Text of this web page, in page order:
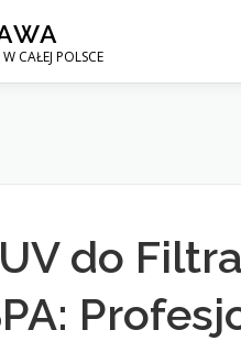
CAŁEJ POLSCE
do